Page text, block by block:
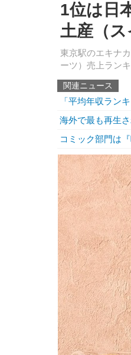
1位は日
土産（
東京駅のエキナ
ーツ）売上ラン
関連ニュース
「平均年収ラン
海外で最も再生
コミック部門は